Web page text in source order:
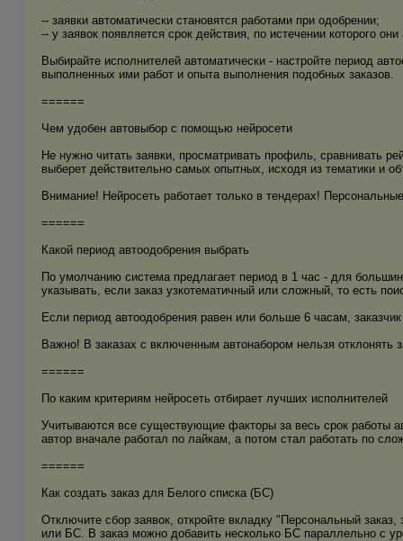
-- заявки автоматически становятся работами при одобрении;
-- у заявок появляется срок действия, по истечении которого
Выбирайте исполнителей автоматически - настройте период
выполненных ими работ и опыта выполнения подобных заказов.
======
Чем удобен автовыбор с помощью нейросети
Не нужно читать заявки, просматривать профиль, сравнивать
выберет действительно самых опытных, исходя из тематики и
Внимание! Нейросеть работает только в тендерах!
======
Какой период автоодобрения выбрать
По умолчанию система предлагает период в 1 час - для
указывать, если заказ узкотематичный или сложный, то есть
Если период автоодобрения равен или больше 6 часам,
Важно! В заказах с включенным автонабором нельзя отклонять
======
По каким критериям нейросеть отбирает лучших исполнителей
Учитываются все существующие факторы за весь срок работы
автор вначале работал по лайкам, а потом стал работать по
======
Как создать заказ для Белого списка (БС)
Отключите сбор заявок, откройте вкладку "Персональный
или БС. В заказ можно добавить несколько БС параллельно с